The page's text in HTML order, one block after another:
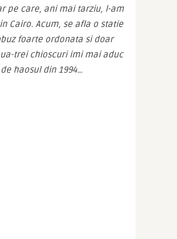
pe care, ani mai tarziu, l-am
Cairo. Acum, se afla o statie
foarte ordonata si doar
trei chioscuri imi mai aduc
haosul din 1994…